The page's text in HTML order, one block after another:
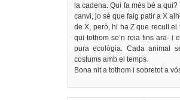
la cadena. Qui fa més bé a
canvi, jo sé que faig patir a X
de X, però, hi ha Z que recull
qui tothom se’n reia fins ara- i
pura ecològia. Cada animal
costums amb el temps.
Bona nit a tothom i sobretot a